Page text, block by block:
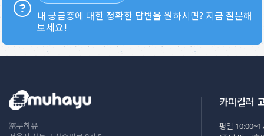
내 궁금증에 대한 정확한 답변을 원하시면? 지금 질문해
보세요!
㈜무하유
카피킬러
평일